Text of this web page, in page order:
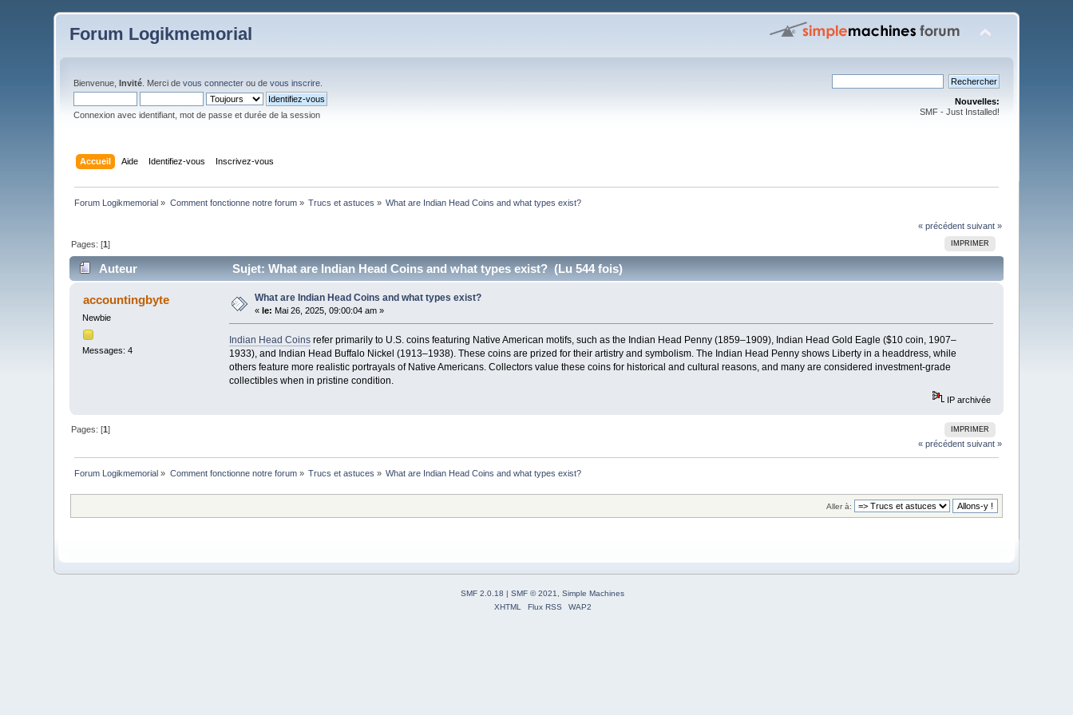
Forum Logikmemorial
Bienvenue,Invité . Merci devous connecter ou devous inscrire
Connexion avec identifiant, mot de passe et durée de la session
Nouvelles:
SMF - Just Installed!
Accueil Aide Identifiez-vous Inscrivez-vous
Forum Logikmemorial » Comment fonctionne notre forum» Trucs et astuces » What are Indian Head Coins and what types exist?
« précédent suivant »
IMPRIMER
Pages: [1]
Auteur Sujet: What are Indian Head Coins and what types exist? (Lu 544 fois)
accountingbyte
Newbie
Messages: 4
What are Indian Head Coins and what types exist?
« le: Mai 26, 2025, 09:00:04 am »
Indian Head Coinsrefer primarily to U.S. coins featuring Native American motifs, such as the Indian Head Penny (1859–1909), Indian Head Gold Eagle ($10 coin, 1907–
1933), and Indian Head Buffalo Nickel (1913–1938). These coins are prized for their artistry and symbolism. The Indian Head Penny shows Liberty in a headdress, while
others feature more realistic portrayals of Native Americans. Collectors value these coins for historical and cultural reasons, and many are considered investment-grade
collectibles when in pristine condition.
IP archivée
IMPRIMER
Pages: [1]
« précédent suivant »
Forum Logikmemorial » Comment fonctionne notre forum» Trucs et astuces » What are Indian Head Coins and what types exist?
Aller à:
SMF 2.0.18 SMF © 2021, Simple Machines
XHTML
Flux RSS WAP2